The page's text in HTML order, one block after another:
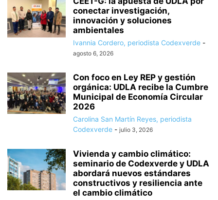
conectar investigación,
innovación y soluciones
ambientales
Ivannia Cordero, periodista Codexverde -
agosto 6, 2026
Con foco en Ley REP y gestión
orgánica: UDLA recibe la Cumbre
Municipal de Economía Circular
2026
Carolina San Martín Reyes, periodista
Codexverde - julio 3, 2026
Vivienda y cambio climático:
seminario de Codexverde y UDLA
abordará nuevos estándares
constructivos y resiliencia ante
el cambio climático